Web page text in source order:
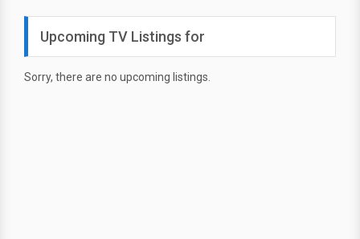
Upcoming TV Listings for
Sorry, there are no upcoming listings.